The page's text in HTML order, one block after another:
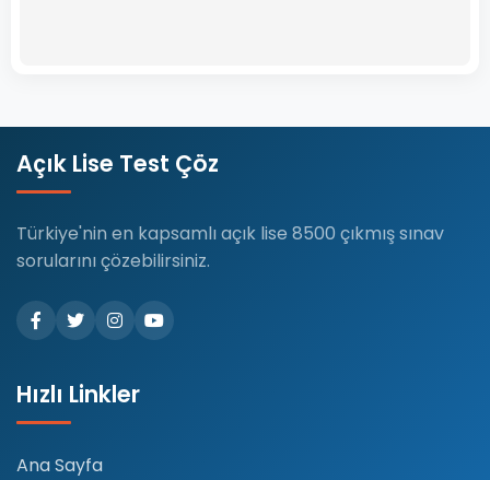
Açık Lise Test Çöz
Türkiye'nin en kapsamlı açık lise 8500 çıkmış sınav
sorularını çözebilirsiniz.
Hızlı Linkler
Ana Sayfa